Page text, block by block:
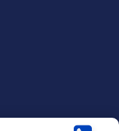
D:1, 34400 Bahçelievler/